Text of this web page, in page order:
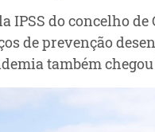
IPSS do concelho
de prevenção
também